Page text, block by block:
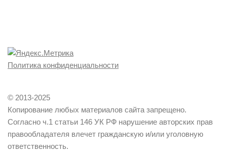
Политика конфиденциальности
© 2013-2025
Копирование любых материалов сайта запрещено.
Согласно ч.1 статьи 146 УК РФ нарушение авторских прав
правообладателя влечет гражданскую и/или уголовную
ответственность.